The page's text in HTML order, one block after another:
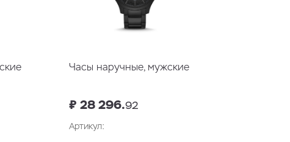
Часы наручные, мужские
₽ 28 296.92
Артикул: